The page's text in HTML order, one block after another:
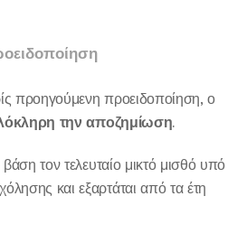
προηγούμενη προειδοποίηση, ο
την αποζημίωση.
τον τελευταίο μικτό μισθό υπό
και εξαρτάται από τα έτη